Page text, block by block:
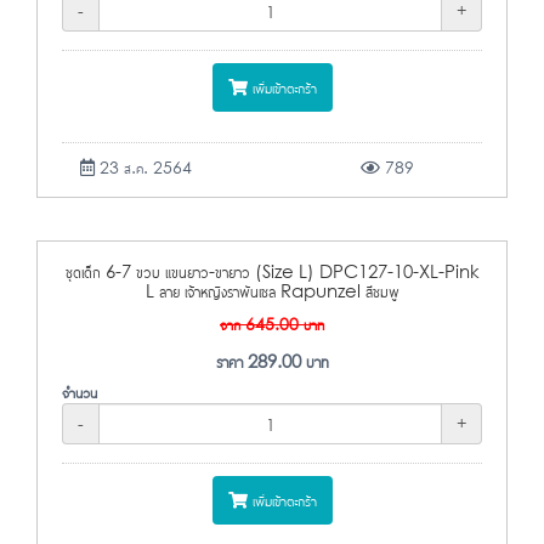
- +
เพิ่มเข้าตะกร้า
23 ส.ค. 2564 789
ชุดเด็ก 6-7 ขวบ แขนยาว-ขายาว (Size L) DPC127-10-XL-Pink
L ลาย เจ้าหญิงราพันเซล Rapunzel สีชมพู
จาก645.00บาท
ราคา289.00บาท
จำนวน
-
+
เพิ่มเข้าตะกร้า